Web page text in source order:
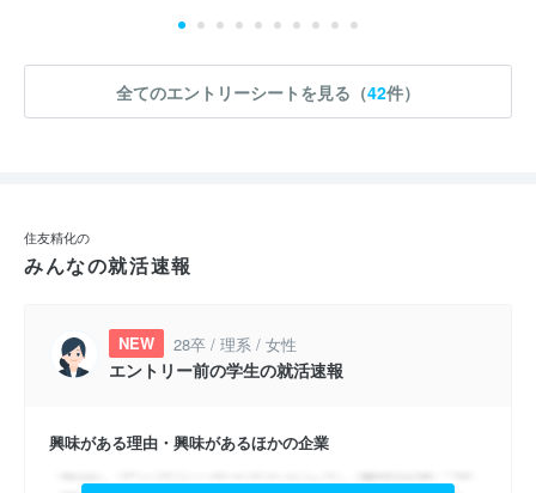
全てのエントリーシートを見る（42件）
住友精化の
みんなの就活速報
NEW 28卒 / 理系 / 女性
エントリー前の学生の就活速報
興味がある理由・興味があるほかの企業